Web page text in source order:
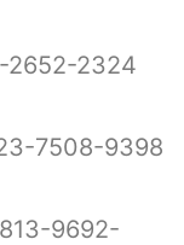
2652-2324
7508-9398
9692-